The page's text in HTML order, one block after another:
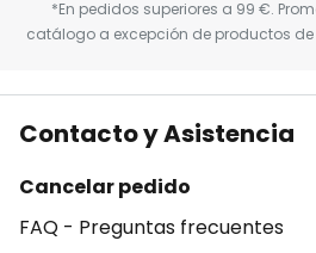
*En pedidos superiores a 99 €.
catálogo a excepción de productos de
Contacto y Asistencia
Cancelar pedido
FAQ - Preguntas frecuentes